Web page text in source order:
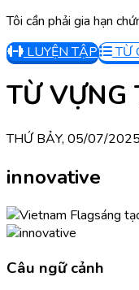
Tôi cần phải gia hạn
LUYỆN TẬP
TỪ
TỪ VỰNG
THỨ BẢY, 05/07/2025
innovative
sáng
Câu ngữ cảnh